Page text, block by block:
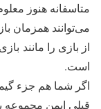
متاسفانه هنوز
می‌توانند همزمان
است.
اگر شما هم جزء